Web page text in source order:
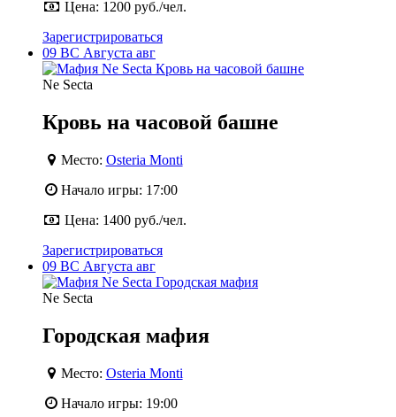
Цена: 1200 руб./чел.
Зарегистрироваться
09 ВС Августа авг
Ne Secta
Кровь на часовой башне
Место: Osteria Monti
Начало игры: 17:00
Цена: 1400 руб./чел.
Зарегистрироваться
09 ВС Августа авг
Ne Secta
Городская мафия
Место: Osteria Monti
Начало игры: 19:00